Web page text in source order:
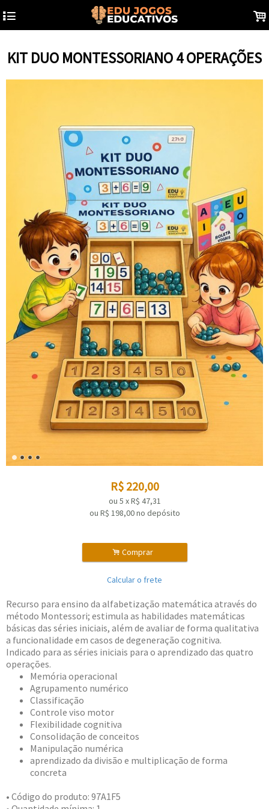
4 .
KIT DUO MONTESSORIANO 4 OPERAÇÕES
R$ 220,00
ou 5 xR$ 47,31
ou R$ 198,00no depósito
. Comprar
Calcular o frete
Recurso para ensino da alfabetização matemática através do
método Montessori; estimula as habilidades matemáticas
básicas das séries iniciais, além de avaliar de forma qualitativa
a funcionalidade em casos de degeneração cognitiva.
Indicado para as séries iniciais para o aprendizado das quatro
operações.
Memória operacional
Agrupamento numérico
Classificação
Controle viso motor
Flexibilidade cognitiva
Consolidação de conceitos
Manipulação numérica
aprendizado da divisão e multiplicação de forma
concreta
• Código do produto: 97A1F5